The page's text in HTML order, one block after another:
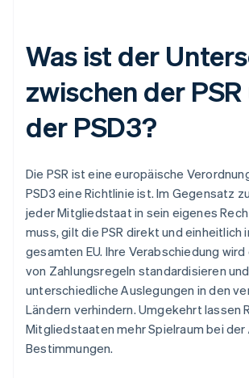
Was ist der
zwischen der
der PSD3?
Die PSR ist eine europäische
PSD3 eine Richtlinie ist. Im Gegensatz
jeder Mitgliedstaat in sein eigenes
muss, gilt die PSR direkt und einheitlich
gesamten EU. Ihre Verabschiedung
von Zahlungsregeln standardisieren und
unterschiedliche Auslegungen in den
Ländern verhindern. Umgekehrt lassen
Mitgliedstaaten mehr Spielraum bei der
Bestimmungen.